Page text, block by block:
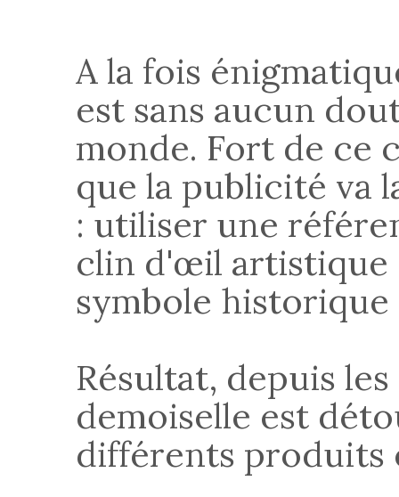
A la fois
est sans aucun
monde. Fort de ce
que la publicité va
: utiliser une
clin d'œil artistique
symbole historique
Résultat, depuis les
demoiselle est
différents produits